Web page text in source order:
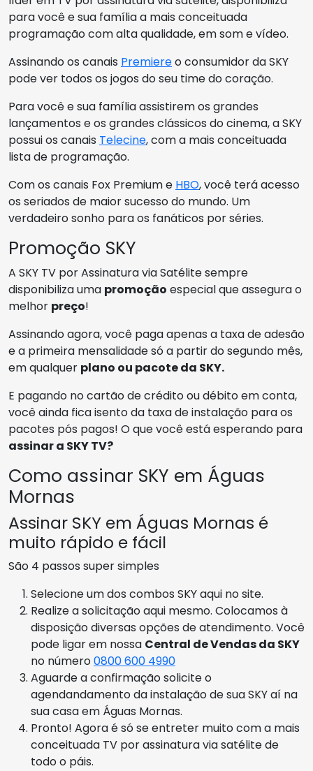
para você e sua família a mais conceituada
programação com alta qualidade, em som e vídeo.
Assinando os canais Premiereo consumidor da SKY
pode ver todos os jogos do seu time do coração.
Para você e sua família assistirem os grandes
lançamentos e os grandes clássicos do cinema, a SKY
possui os canais Telecine, com a mais conceituada
lista de programação.
Com os canais Fox Premium e HBO, você terá acesso
os seriados de maior sucesso do mundo. Um
verdadeiro sonho para os fanáticos por séries.
Promoção SKY
A SKY TV por Assinatura via Satélite sempre
disponibiliza uma promoção especial que assegura o
melhor preço!
Assinando agora, você paga apenas a taxa de adesão
e a primeira mensalidade só a partir do segundo mês,
em qualquer plano ou pacote da SKY.
E pagando no cartão de crédito ou débito em conta,
você ainda fica isento da taxa de instalação para os
pacotes pós pagos! O que você está esperando para
assinar a SKY TV?
Como assinar SKY em Águas
Mornas
Assinar SKY em Águas Mornas é
muito rápido e fácil
São 4 passos super simples
Selecione um dos combos SKY aqui no site.
Realize a solicitação aqui mesmo. Colocamos à
disposição diversas opções de atendimento. Você
pode ligar em nossa Central de Vendas da SKY
no número0800 600 4990
Aguarde a confirmação solicite o
agendandamento da instalação de sua SKY aí na
sua casa em Águas Mornas.
Pronto! Agora é só se entreter muito com a mais
conceituada TV por assinatura via satélite de
todo o páis.